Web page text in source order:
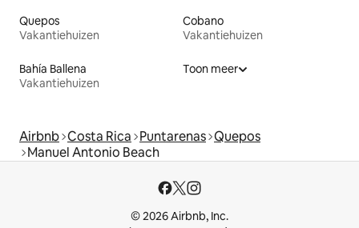
Quepos
Vakantiehuizen
Cobano
Vakantiehuizen
Bahía Ballena
Vakantiehuizen
Toon meer
Airbnb Costa Rica Puntarenas Quepos
Manuel Antonio Beach
© 2026 Airbnb, Inc.